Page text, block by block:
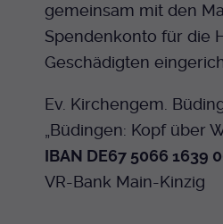
gemeinsam mit den
Spendenkonto für die
Geschädigten
Ev. Kirchengem.
„Büdingen: Kopf über
IBAN DE67 5066 1639
VR-Bank Main-Kinzig